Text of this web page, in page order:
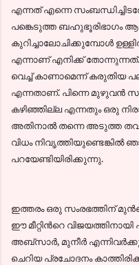
എന്നത് എന്നെ
പങ്കെടുത്ത ബഹുഭൂരിഭാഗം
കുറിച്ചാലോചിക്കുമ്പോള്‍
എന്നാണ് എനിക്ക്
വെച്ച് കാണാമെന്ന് കരുതിയ
എന്നതാണ്. പിന്നെ മുഴുവന്‍
കഴിഞ്ഞില്ല എന്നതും ഒരു
അതിനാല്‍ തന്നെ അടുത്ത
വിധം നിവൃത്തിയുണ്ടെങ്കില്‍
പറയേണ്ടിയിരിക്കുന്നു.
ഇത്തരം ഒരു സംരഭത്തിന്
ഈ മീറ്റിന്‍റെ
അബ്സാര്‍, മുനീര്‍
ചെറിയ പ്രചോദനം